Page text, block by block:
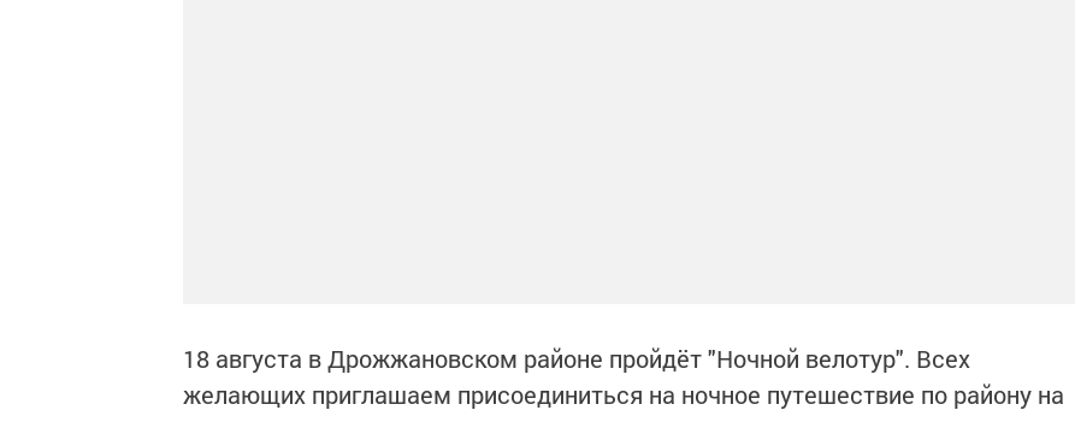
18 августа в Дрожжановском районе пройдёт "Ночной велотур". Всех
желающих приглашаем присоединиться на ночное путешествие по району на